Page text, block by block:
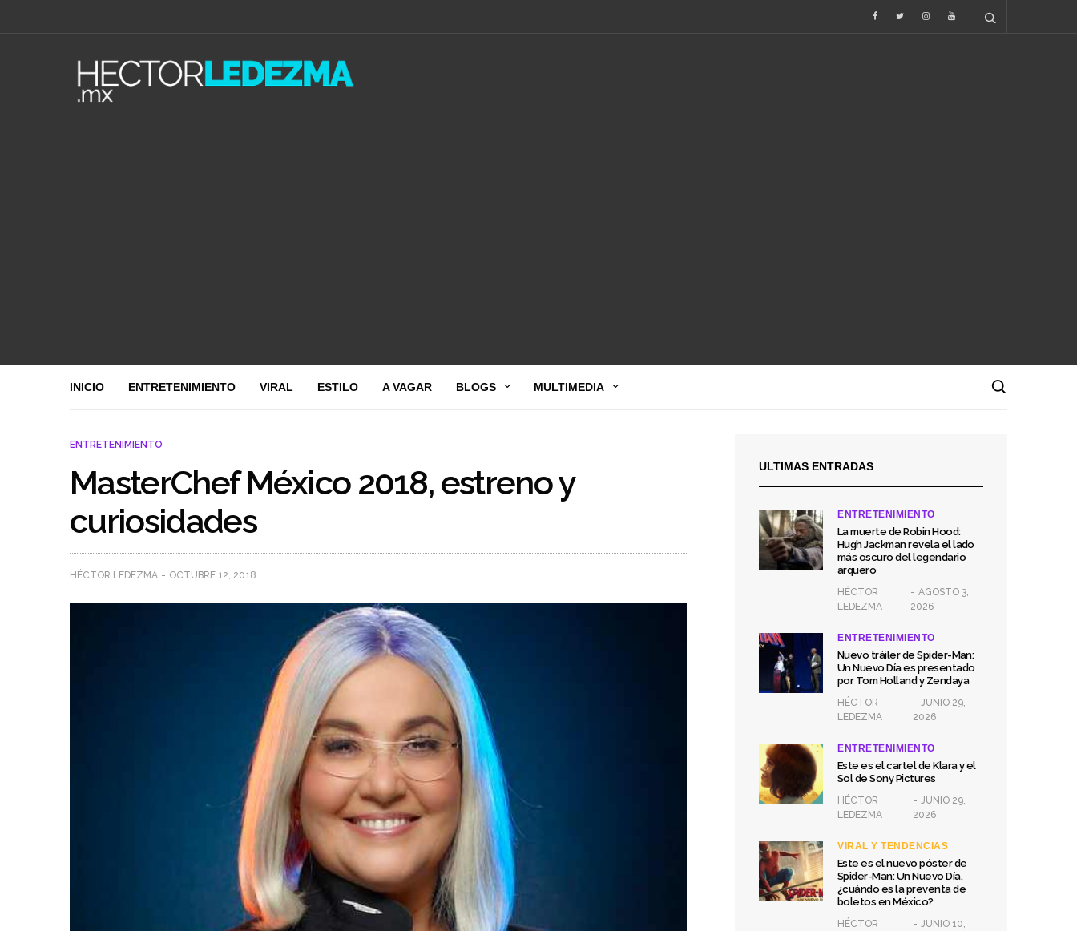
INICIO ENTRETENIMIENTO VIRAL ESTILO A VAGAR BLOGS MULTIMEDIA
ENTRETENIMIENTO
MasterChef México 2018, estreno y
curiosidades
HÉCTOR LEDEZMA OCTUBRE 12, 2018
ULTIMAS ENTRADAS
ENTRETENIMIENTO
La muerte de Robin Hood:
Hugh Jackman revela el lado
más oscuro del legendario
arquero
HÉCTOR
LEDEZMA
AGOSTO 3,
2026
ENTRETENIMIENTO
Nuevo tráiler de Spider-Man:
Un Nuevo Día es presentado
por Tom Holland y Zendaya
HÉCTOR
LEDEZMA
JUNIO 29,
2026
ENTRETENIMIENTO
Este es el cartel de Klara y el
Sol de Sony Pictures
HÉCTOR
LEDEZMA
JUNIO 29,
2026
VIRAL Y TENDENCIAS
Este es el nuevo póster de
Spider-Man: Un Nuevo Día,
¿cuándo es la preventa de
boletos en México?
HÉCTOR
JUNIO 10,